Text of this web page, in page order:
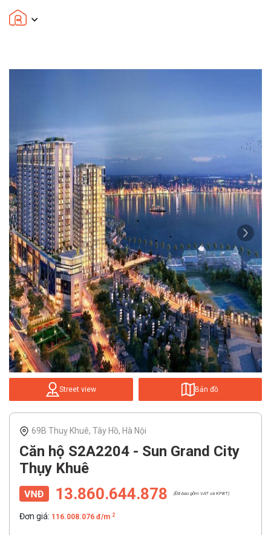
Street view Bản đồ
69B Thuỵ Khuê, Tây Hồ, Hà Nội
Căn hộ S2A2204 - Sun Grand City
Thụy Khuê
13.860.644.878 (Đã bao gồm VAT và KPBT)
Đơn giá: 116.008.076 đ/m 2